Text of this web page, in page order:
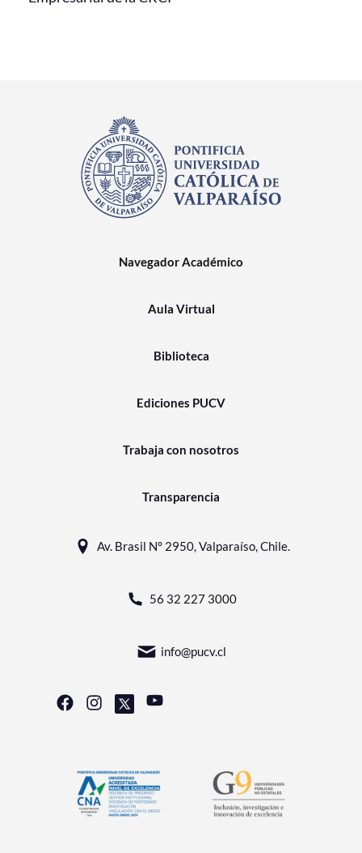
Navegador Académico
Aula Virtual
Biblioteca
Ediciones PUCV
Trabaja con nosotros
Transparencia
Av. Brasil N° 2950, Valparaíso, Chile.
56 32 227 3000
info@pucv.cl